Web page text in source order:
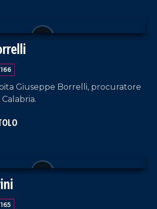
Giuseppe Borrelli, procuratore